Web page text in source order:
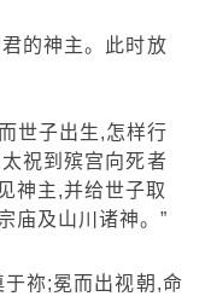
的神主。此时放
世子出生,怎样行
祝到殡宫向死者
神主,并给世子取
庙及山川诸神。”
于祢;冕而出视朝,命